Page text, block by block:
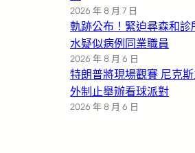
2026 年 8 月 7 日
軌跡公布！緊迫尋森和診
水疑似病例同業職員
2026 年 8 月 6 日
特朗普將現場觀賽 尼克
外制止舉辦看球派對
2026 年 8 月 6 日